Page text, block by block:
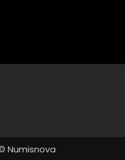
Numisnova